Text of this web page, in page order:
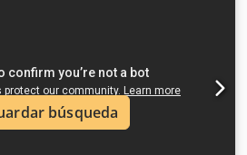
Case-IH AF 7240 con rotor ST
Rotor ST de disposición
30 km/h Motor de 6 cilindros
búsqueda